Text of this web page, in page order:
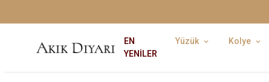
EN
YENİLER
Yüzük Kolye